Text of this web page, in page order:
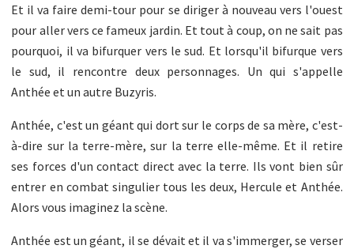
Et il va faire demi-tour pour se diriger à nouveau vers l'ouest
pour aller vers ce fameux jardin. Et tout à coup, on ne sait pas
pourquoi, il va bifurquer vers le sud. Et lorsqu'il bifurque vers
le sud, il rencontre deux personnages. Un qui s'appelle
Anthée et un autre Buzyris.
Anthée, c'est un géant qui dort sur le corps de sa mère, c'est-
à-dire sur la terre-mère, sur la terre elle-même. Et il retire
ses forces d'un contact direct avec la terre. Ils vont bien sûr
entrer en combat singulier tous les deux, Hercule et Anthée.
Alors vous imaginez la scène.
Anthée est un géant, il se dévait et il va s'immerger, se verser